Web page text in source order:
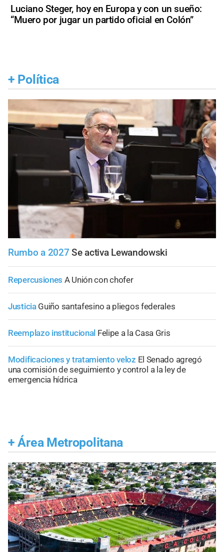
Luciano Steger, hoy en Europa y con un sueño:
“Muero por jugar un partido oficial en Colón”
+ Política
Rumbo a 2027 Se activa Lewandowski
Repercusiones A Unión con chofer
Justicia Guiño santafesino a pliegos federales
Reemplazo institucional Felipe a la Casa Gris
Modificaciones y tratamiento veloz El Senado agregó
una comisión de seguimiento y control a la ley de
emergencia hídrica
+ Área Metropolitana